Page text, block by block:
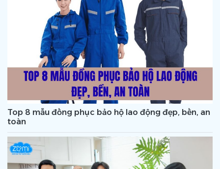
Top 8 mẫu đồng phục bảo hộ lao động đẹp, bền, an
toàn